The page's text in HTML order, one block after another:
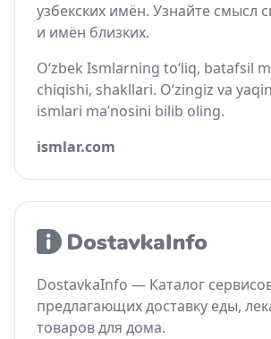
узбекских имён. Узнайте смысл
и имён близких.
O‘zbek Ismlarning to‘liq, batafsil
chiqishi, shakllari. O‘zingiz va
ismlari ma’nosini bilib oling.
ismlar.com
DostavkaInfo — Каталог
предлагающих доставку еды,
товаров для дома.